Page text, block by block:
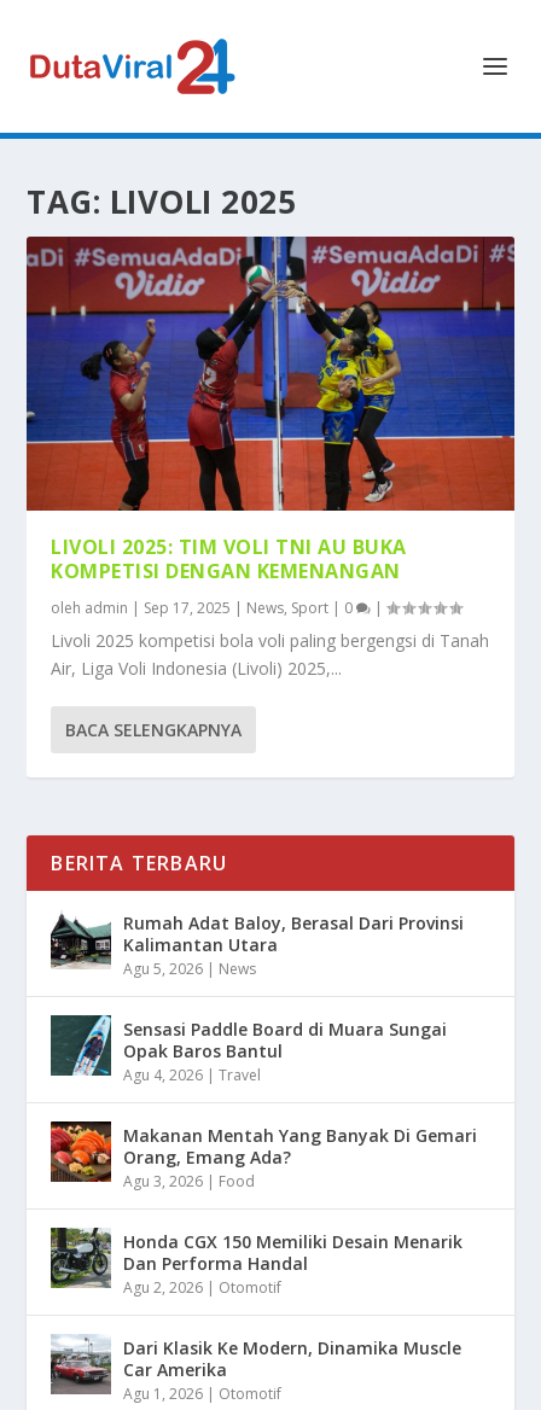
TAG: LIVOLI 2025
LIVOLI 2025: TIM VOLI TNI AU BUKA
KOMPETISI DENGAN KEMENANGAN
oleh admin | Sep 17, 2025 | News, Sport | 0 |
Livoli 2025 kompetisi bola voli paling bergengsi di Tanah
Air, Liga Voli Indonesia (Livoli) 2025,...
BACA SELENGKAPNYA
BERITA TERBARU
Rumah Adat Baloy, Berasal Dari Provinsi
Kalimantan Utara
Agu 5, 2026 | News
Sensasi Paddle Board di Muara Sungai
Opak Baros Bantul
Agu 4, 2026 |Travel
Makanan Mentah Yang Banyak Di Gemari
Orang, Emang Ada?
Agu 3, 2026 | Food
Honda CGX 150 Memiliki Desain Menarik
Dan Performa Handal
Agu 2, 2026 | Otomotif
Dari Klasik Ke Modern, Dinamika Muscle
Car Amerika
Agu 1, 2026 | Otomotif